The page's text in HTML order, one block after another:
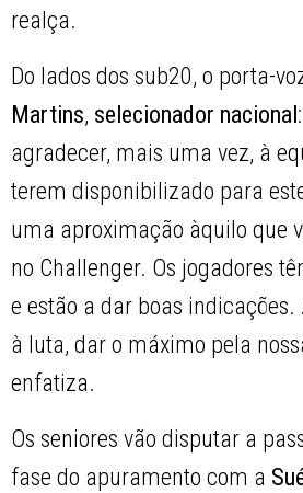
realça.
Do lados dos sub20, o porta-
Martins, selecionador nacional
agradecer, mais uma vez, à
terem disponibilizado para
uma aproximação àquilo que
no Challenger. Os jogadores
e estão a dar boas
à luta, dar o máximo pela
enfatiza.
Os seniores vão disputar a
fase do apuramento com a